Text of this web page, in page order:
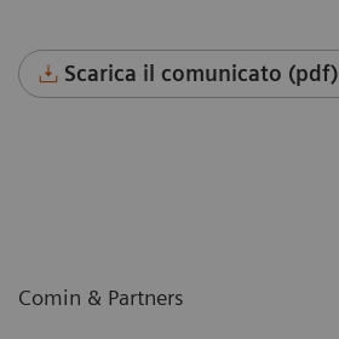
Scarica il comunicato (pdf)
Comin & Partners